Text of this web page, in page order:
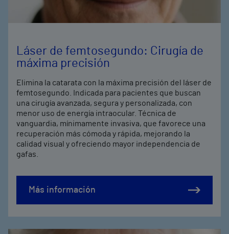
Láser de femtosegundo: Cirugía de
máxima precisión
Elimina la catarata con la máxima precisión del láser de
femtosegundo. Indicada para pacientes que buscan
una cirugía avanzada, segura y personalizada, con
menor uso de energía intraocular. Técnica de
vanguardia, mínimamente invasiva, que favorece una
recuperación más cómoda y rápida, mejorando la
calidad visual y ofreciendo mayor independencia de
gafas.
Más información